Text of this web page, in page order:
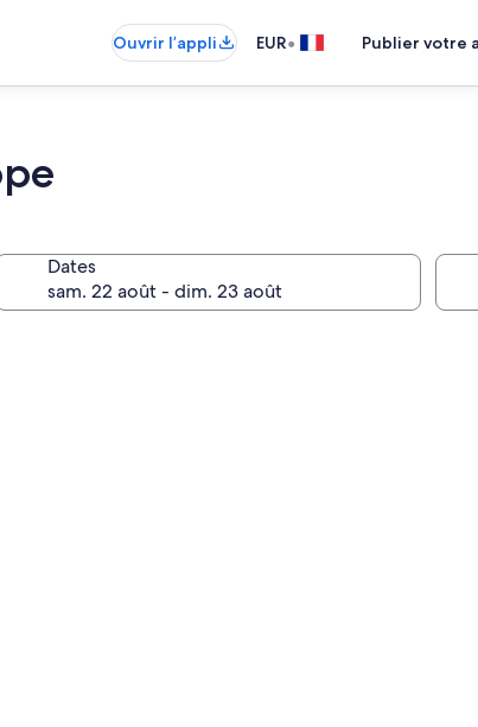
Ouvrir l’appli EUR• Publier votre
Dates